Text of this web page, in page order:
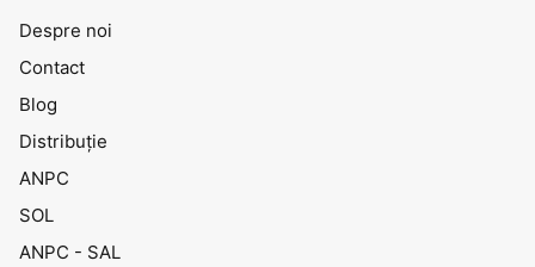
Despre noi
Contact
Blog
Distribuţie
ANPC
SOL
ANPC - SAL